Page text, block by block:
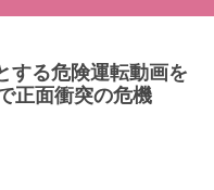
する危険運転動画を
正面衝突の危機